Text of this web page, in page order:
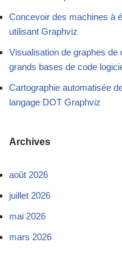
Concevoir des machines à
utilisant Graphviz
Visualisation de graphes
grands bases de code
Cartographie automatisée
langage DOT Graphviz
Archives
août 2026
juillet 2026
mai 2026
mars 2026